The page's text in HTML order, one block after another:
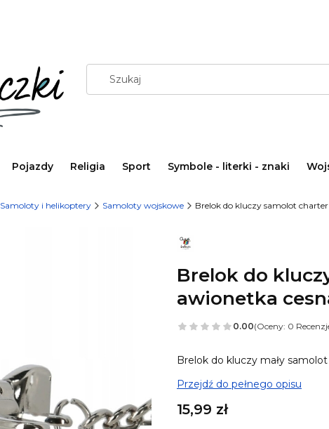
Pojazdy Religia Sport Symbole - literki - znaki
Samoloty i helikoptery Samoloty wojskowe Brelok do kluczy samolot
Brelok do
awionetka
0.00(Oceny: 0
Brelok do kluczy mały
Przejdź do pełnego opisu
Cena
15,99 zł